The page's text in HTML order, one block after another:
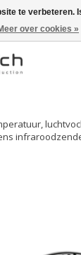
Nederland BV !
te verbeteren.
over cookies »